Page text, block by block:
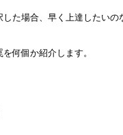
た場合、早く上達したいの
何個か紹介します。